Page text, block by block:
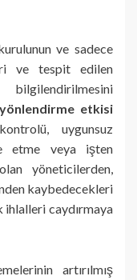
ve sadece
ve tespit edilen
bilgilendirilmesini
etkisi
uygunsuz
etme veya işten
yöneticilerden,
kaybedecekleri
caydırmaya
artırılmış